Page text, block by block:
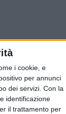
i cookie, e
per annunci
dei servizi. Con la
identificazione
il trattamento per